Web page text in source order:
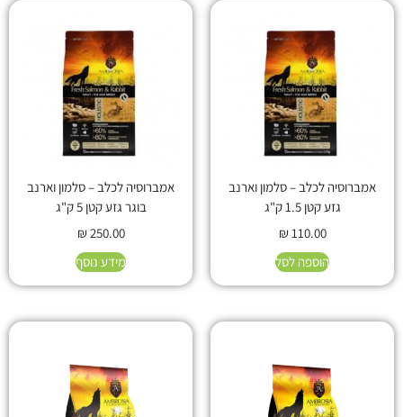
אמברוסיה לכלב – סלמון וארנב
גזע קטן 1.5 ק"ג
₪110.00
הוספה לסל
אמברוסיה לכלב – סלמון וארנב
בוגר גזע קטן 5 ק"ג
₪250.00
מידע נוסף